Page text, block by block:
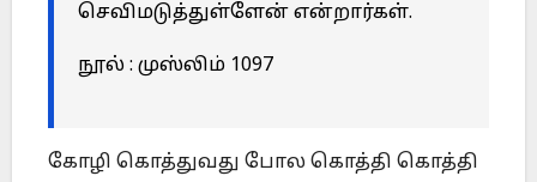
செவிமடுத்துள்ளேன் என்றார்கள்.
நூல் : முஸ்லிம் 1097
கோழி கொத்துவது போல கொத்தி கொத்தி